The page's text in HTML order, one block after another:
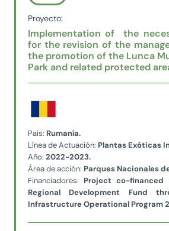
Proyecto:
Implementation of the
for the revision of the
the promotion of the Lunca
Park and related protected
País: Rumanía.
Línea de Actuación: Plantas Exóticas
Año: 2022-2023.
Área de acción: Parques Nacionales
Financiadores: Project co-financed
Regional Development Fund
InfrastructureOperational Program